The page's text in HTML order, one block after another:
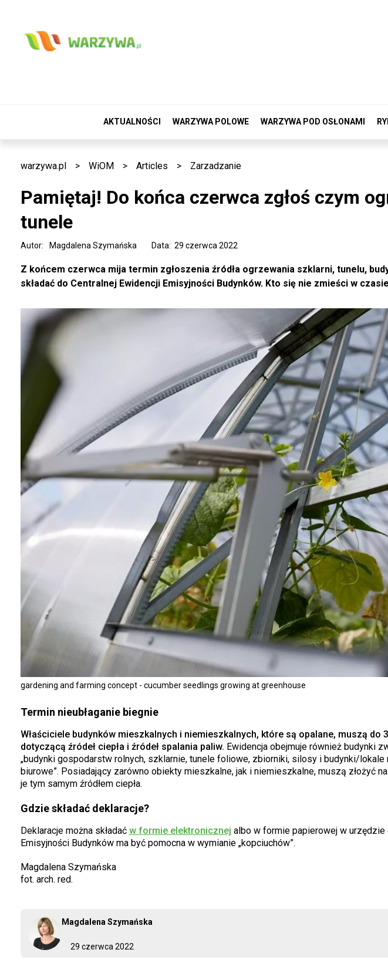
AKTUALNOŚCI WARZYWA POLOWE WARZYWA POD OSŁONAMI
warzywa.pl > WiOM > Articles > Zarzadzanie
gardening and farming concept - cucumber seedlings growing at greenhouse
Pamiętaj! Do końca czerwca zgłoś czym
tunele
Data: 29 czerwca 2022
Autor: Magdalena Szymańska
29 czerwca 2022
Magdalena Szymańska
Z końcem czerwca mija termin zgłoszenia źródła ogrzewania szklarni, tunelu,
składać do Centralnej Ewidencji Emisyjności Budynków. Kto się nie zmieści w
Termin nieubłaganie biegnie
Właściciele budynków mieszkalnych i niemieszkalnych, które są opalane, muszą do
dotyczącą źródeł ciepła i źródeł spalania paliw. Ewidencja obejmuje również budynki
„budynki gospodarstw rolnych, szklarnie, tunele foliowe, zbiorniki, silosy i budynki/
biurowe”. Posiadający zarówno obiekty mieszkalne, jak i niemieszkalne, muszą złożyć
je tym samym źródłem ciepła.
Gdzie składać deklaracje?
Deklaracje można składać w formie elektronicznej albo w formie papierowej w urzędzie
Emisyjności Budynków ma być pomocna w wymianie „kopciuchów”.
Magdalena Szymańska
fot. arch. red.